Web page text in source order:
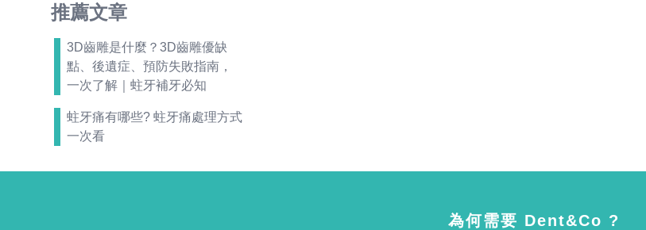
推薦文章
3D齒雕是什麼？3D齒雕優缺
點、後遺症、預防失敗指南，
一次了解｜蛀牙補牙必知
蛀牙痛有哪些? 蛀牙痛處理方式
一次看
為何需要 Dent&Co ?